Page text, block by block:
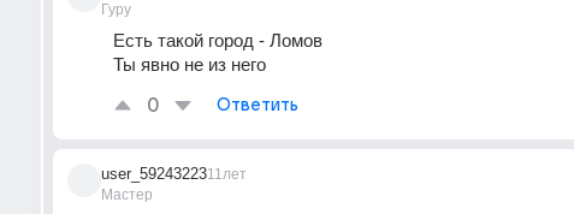
Гуру
Есть такой город - Ломов
Ты явно не из него
0 Ответить
user_59243223
Мастер
11лет